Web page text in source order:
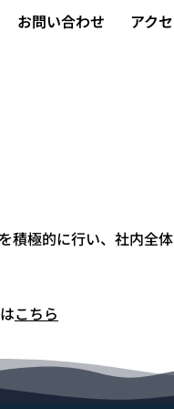
お問い合わせ アク
積極的に行い、社内全
こちら